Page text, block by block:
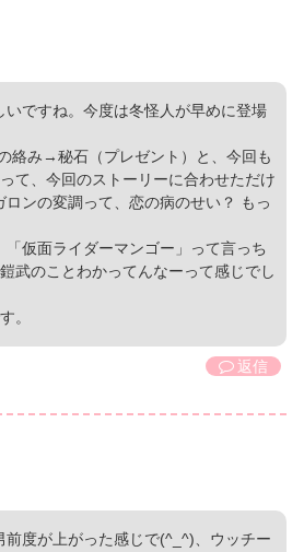
ですね。今度は冬怪人が早めに登場
絡み→秘石（プレゼント）と、今回も
て、今回のストーリーに合わせただけ
ンの変調って、恋の病のせい？ もっ
仮面ライダーマンゴー」って言っち
武のことわかってんなーって感じでし
。
返信
度が上がった感じで(^_^)、ウッチー